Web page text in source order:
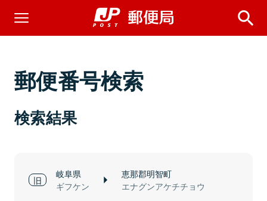
郵便番号検索
検索結果
岐阜県
ギフケン
恵那郡明智町
エナグンアケチチョウ